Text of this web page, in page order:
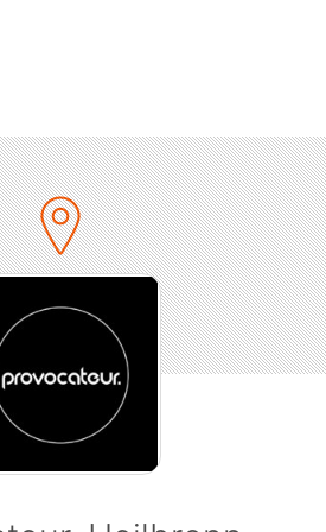
Weekend mit RnB & Soul in die
Runde.
me lose my mind“ werdet ihr
RnB & Soul Hits abgehen.
bis 23:00 Uhr freien Eintritt
Specials coming soon !